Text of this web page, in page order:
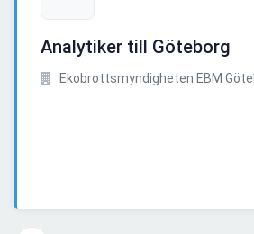
Analytiker till Göteborg
Ekobrottsmyndigheten EBM